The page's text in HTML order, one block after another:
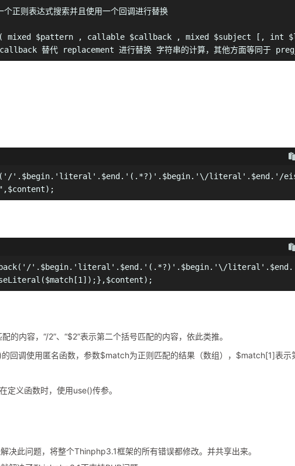
则表达式搜索并且使用一个回调进行替换
( mixed $pattern , callable $callback , mixed $subject [,
callback 替代 replacement 进行替换 字符串的计算，其他方面等同于
'.$begin.'literal'.$end.'(.*?)'.$begin.'\/literal'.$end.'/
'.$begin.'literal'.$end.'(.*?)'.$begin.'\/
的内容，“/2”、“$2”表示第二个括号匹配的内容，依此类推。
回调使用匿名函数，参数$match为正则匹配的结果（数组），$match[1]表示
定义函数时，使用use()传参。
决此问题，将整个Thinphp3.1框架的所有错误都修改。并共享出来。